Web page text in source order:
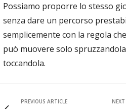
Possiamo proporre lo stesso
senza dare un percorso
semplicemente con la regola
può muovere solo
toccandola.
PREVIOUS ARTICLE